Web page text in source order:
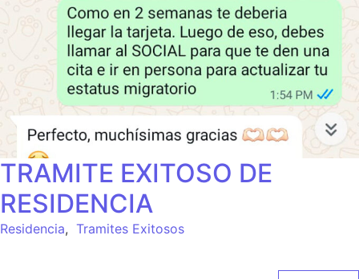
TRAMITE EXITOSO DE
RESIDENCIA
Residencia, Tramites Exitosos